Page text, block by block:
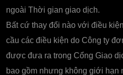
ngoài Thời gian giao dịch.
Bất cứ thay đổi nào với điều
cầu các điều kiện do Công ty
được đưa ra trong Cổng Giao
bao gồm nhưng không giới